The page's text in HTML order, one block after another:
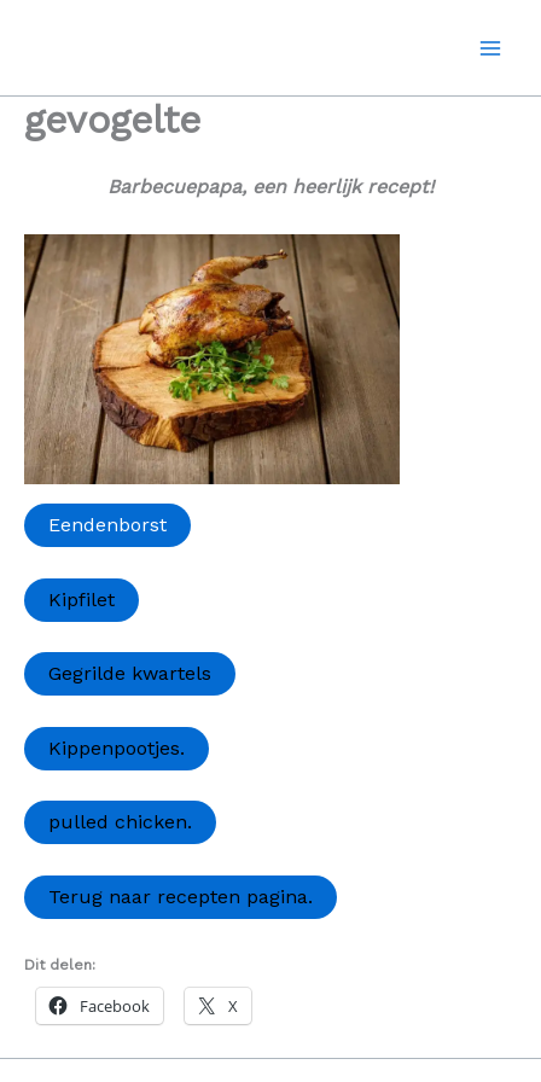
inhoud
gevogelte
Barbecuepapa, een heerlijk recept!
Eendenborst
Kipfilet
Gegrilde kwartels
Kippenpootjes.
pulled chicken.
Terug naar recepten pagina.
Dit delen:
Facebook X